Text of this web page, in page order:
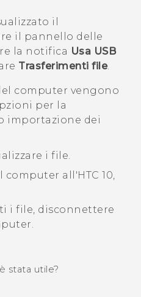
il
il pannello delle
la notifica Usa USB
Trasferimenti file.
computer vengono
per la
importazione dei
i file.
computer all'HTC 10,
i file, disconnettere
stata utile?